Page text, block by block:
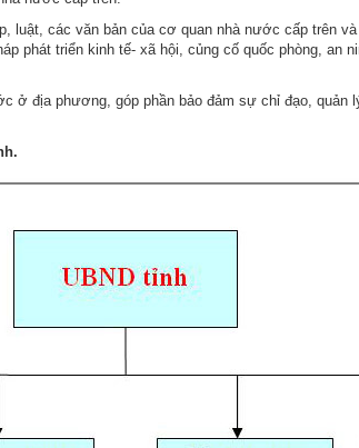
đảng
Người tốt , việc tốt
Người tốt - việc tốt
Hoạt động của lãnh đạo
Thông tin Kinh tế
Chương
Chứng khoán
luật, các văn bản của cơ quan nhà nước cấp trên
phát triển kinh tế- xã hội, củng cố quốc phòng, an
ở địa phương, góp phần bảo đảm sự chỉ đạo, quản